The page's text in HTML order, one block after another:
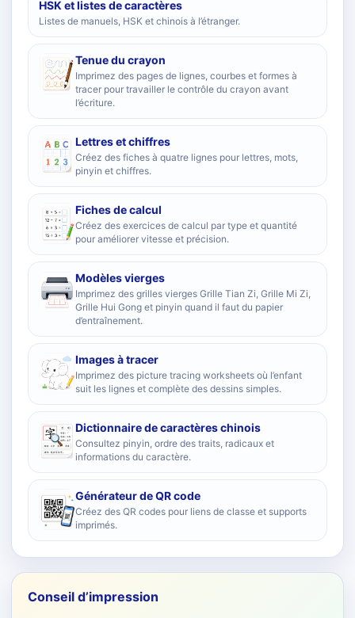
HSK et listes de caractères
Listes de manuels, HSK et chinois à l’étranger.
Tenue du crayon
Imprimez des pages de lignes, courbes et formes à
tracer pour travailler le contrôle du crayon avant
l’écriture.
Lettres et chiffres
Créez des fiches à quatre lignes pour lettres, mots,
pinyin et chiffres.
Fiches de calcul
Créez des exercices de calcul par type et quantité
pour améliorer vitesse et précision.
Modèles vierges
Imprimez des grilles vierges Grille Tian Zi, Grille Mi Zi,
Grille Hui Gong et pinyin quand il faut du papier
d’entraînement.
Images à tracer
Imprimez des picture tracing worksheets où l’enfant
suit les lignes et complète des dessins simples.
Dictionnaire de caractères chinois
Consultez pinyin, ordre des traits, radicaux et
informations du caractère.
Générateur de QR code
Créez des QR codes pour liens de classe et supports
imprimés.
Conseil d’impression